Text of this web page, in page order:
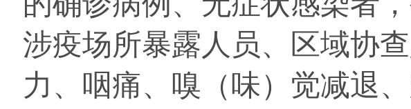
涉疫场所暴露人员、区域协
力、咽痛、嗅（味）觉减退